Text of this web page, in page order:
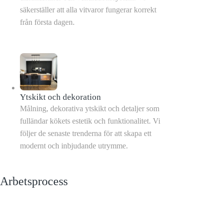
säkerställer att alla vitvaror fungerar korrekt
från första dagen.
Ytskikt och dekoration
Målning, dekorativa ytskikt och detaljer som
fulländar kökets estetik och funktionalitet. Vi
följer de senaste trenderna för att skapa ett
modernt och inbjudande utrymme.
Arbetsprocess